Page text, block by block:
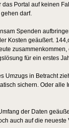
Portal auf keinen
darf.
Spenden
Kosten geäußert.
für ein erstes
Umzugs in Betracht
sichern. Oder alle
der Daten
auch auf die